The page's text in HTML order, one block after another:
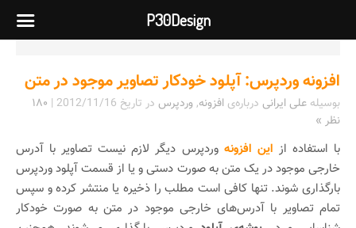
افزونه وردپرس: آپلود خودکار تصاویر موجود در متن
بوسیله علی ایرانی درباره‌ی افزونه,وردپرس در تاریخ 2012/11/16
| ۱۸۰
نظر »
با استفاده از این افزونه وردپرس دیگر لازم نیست تصاویر با آدرس
خارجی موجود در یک متن به صورت دستی و یا از قسمت آپلود وردپرس
بارگذاری شوند. تنها کافی است مطلب را ذخیره یا منتشر کرده و سپس
تمام تصاویر با آدرس‌های خارجی موجود در متن به صورت خودکار
P30Design